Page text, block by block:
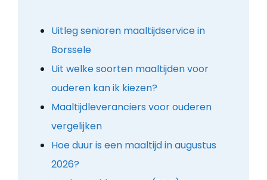
Uitleg senioren maaltijdservice in
Borssele
Uit welke soorten maaltijden voor
ouderen kan ik kiezen?
Maaltijdleveranciers voor ouderen
vergelijken
Hoe duur is een maaltijd in augustus
2026?